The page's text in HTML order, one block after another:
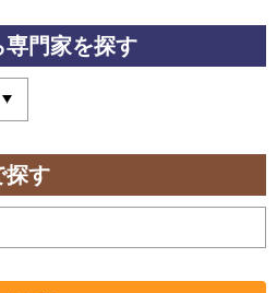
専門家を探す
探す